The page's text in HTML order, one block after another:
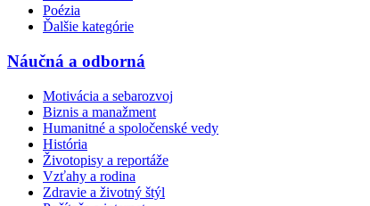
Poézia
Ďalšie kategórie
Náučná a odborná
Motivácia a sebarozvoj
Biznis a manažment
Humanitné a spoločenské vedy
História
Životopisy a reportáže
Vzťahy a rodina
Zdravie a životný štýl